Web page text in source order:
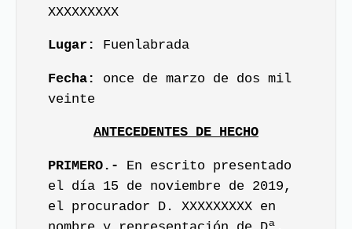
XXXXXXXXX
Lugar: Fuenlabrada
Fecha:
once de marzo de dos mil
veinte
ANTECEDENTES DE HECHO
PRIMERO.-
En escrito presentado
el día 15 de noviembre de 2019,
el procurador D. XXXXXXXXX en